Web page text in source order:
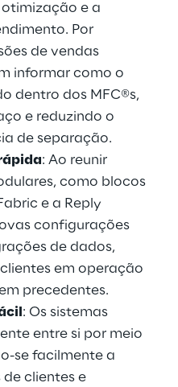
e a
Por
de vendas
informar como o
dentro dos MFC®s,
e reduzindo o
de separação.
: Ao reunir
como blocos
e a Reply
configurações
de dados,
em operação
precedentes.
: Os sistemas
entre si por meio
se facilmente a
de clientes e